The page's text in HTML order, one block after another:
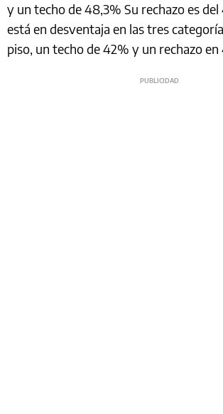
y un techo de 48,3% Su rechazo es
está en desventaja en las tres
piso, un techo de 42% y un rechazo en